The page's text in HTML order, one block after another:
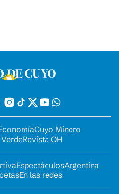
Cuyo Minero
Revista OH
EspectáculosArgentina
En las redes